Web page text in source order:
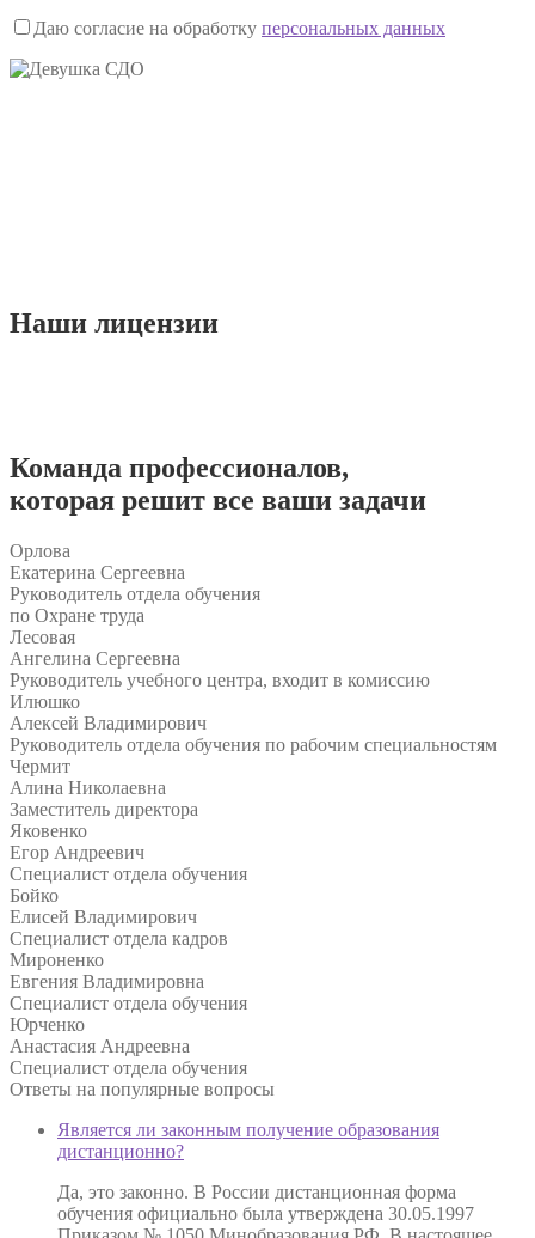
Даю согласие на обработку персональных данных
Наши лицензии
Команда профессионалов,
которая решит все ваши задачи
Орлова
Екатерина Сергеевна
Руководитель отдела обучения
по Охране труда
Лесовая
Ангелина Сергеевна
Руководитель учебного центра, входит в комиссию
Илюшко
Алексей Владимирович
Руководитель отдела обучения по рабочим специальностям
Чермит
Алина Николаевна
Заместитель директора
Яковенко
Егор Андреевич
Специалист отдела обучения
Бойко
Елисей Владимирович
Специалист отдела кадров
Мироненко
Евгения Владимировна
Специалист отдела обучения
Юрченко
Анастасия Андреевна
Специалист отдела обучения
Ответы на популярные вопросы
Является ли законным получение образования
дистанционно?
Да, это законно. В России дистанционная форма
обучения официально была утверждена 30.05.1997